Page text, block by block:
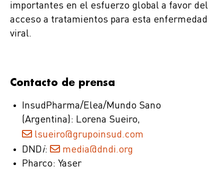
importantes en el esfuerzo global a favor del
acceso a tratamientos para esta enfermedad
viral.
Contacto de prensa
InsudPharma/Elea/Mundo Sano
(Argentina): Lorena Sueiro,
lsueiro@grupoinsud.com
DNDi:
media@dndi.org
Pharco: Yaser